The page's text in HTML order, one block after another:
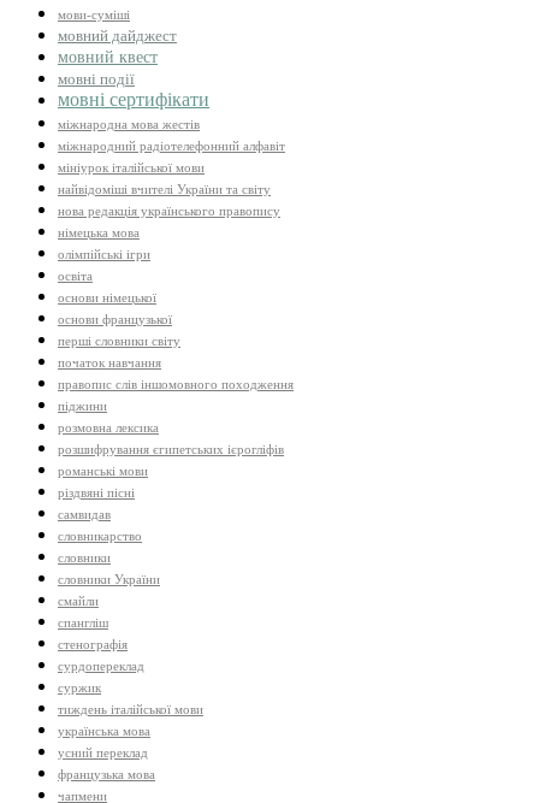
мови-суміші
мовний дайджест
мовний квест
мовні події
мовні сертифікати
міжнародна мова жестів
міжнародний радіотелефонний алфавіт
мініурок італійської мови
найвідоміші вчителі України та світу
нова редакція українського правопису
німецька мова
олімпійські ігри
освіта
основи німецької
основи французької
перші словники світу
початок навчання
правопис слів іншомовного походження
піджини
розмовна лексика
розшифрування єгипетських ієрогліфів
романські мови
різдвяні пісні
самвидав
словникарство
словники
словники України
смайли
спангліш
стенографія
сурдопереклад
суржик
тиждень італійської мови
українська мова
усний переклад
французька мова
чапмени